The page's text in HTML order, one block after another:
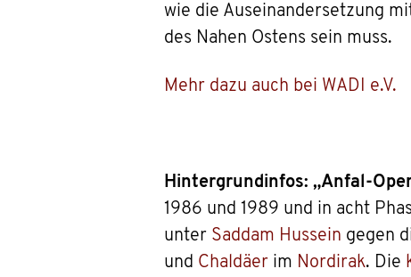
wie die Auseinandersetzung
des Nahen Ostens sein muss.
Mehr dazu auch bei WADI e.V.
Hintergrundinfos: „Anfal-
1986 und 1989 und in acht
unter Saddam Hussein gegen
und Chaldäer im Nordirak. Die